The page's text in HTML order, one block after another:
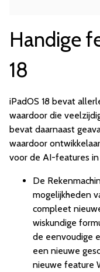
Handige
18
iPadOS 18 bevat
waardoor die
bevat daarnaast
waardoor
voor de AI-features in
De
mogelijkheden
compleet
wiskundige
de eenvoudige
een nieuwe
nieuwe feature